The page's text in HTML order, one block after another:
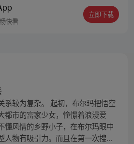
快看
立即下载
系较为复杂。 起初，布尔玛把悟空
都市的富家少女，憧憬着浪漫爱
懂风情的乡野小子，在布尔玛眼中
人物有吸引力。而且在第一次搜...